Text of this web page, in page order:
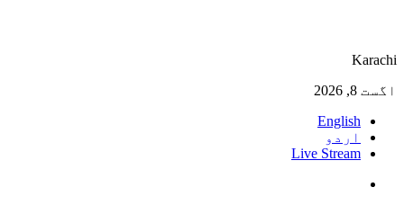
Karachi
اگست 8, 2026
English
اردو
Live Stream